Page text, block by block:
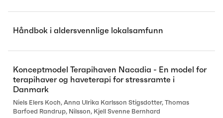
Håndbok i aldersvennlige lokalsamfunn
Konceptmodel Terapihaven Nacadia - En model for
terapihaver og haveterapi for stressramte i
Danmark
Niels Elers Koch, Anna Ulrika Karlsson Stigsdotter, Thomas
Barfoed Randrup, Nilsson, Kjell Svenne Bernhard